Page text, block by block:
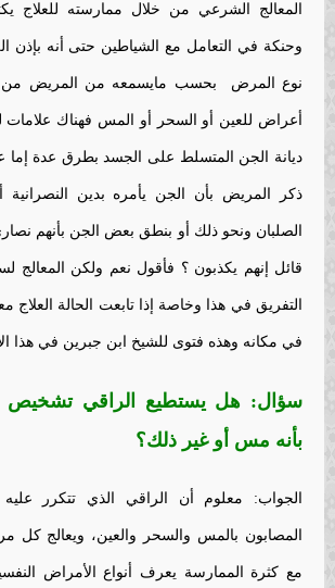
المعالج الشرعي من خلال ممارسته للعلاج
وحنكة في التعامل مع الشياطين حتى أنه بإذن
نوع المرض بحسب مايسمعه من المريض من
أعراض للعين أو السحر أو المس فهناك علامات
ديانة الجن المتسلط على الجسد بطرق عدة إما
ذكر المريض بأن الجن يأمره بدين النصرانية
الصلبان ونحو ذلك أو بنطق بعض الجن بأنهم
قائل إنهم يكذبون ؟ فأقول نعم ولكن المعالج
التفريق في هذا وخاصة إذا تابعت الحالة
في مكانه وهذه فتوى للشيخ ابن جبرين في هذا
سؤال: هل يستطيع الراقي
بأنه مس أو غير ذلك؟
الجواب: معلوم أن الراقي الذي تتكرر عليه
المصابون بالمس والسحر والعين، ويعالج كل
مع كثرة الممارسة يعرف أنواع الأمراض